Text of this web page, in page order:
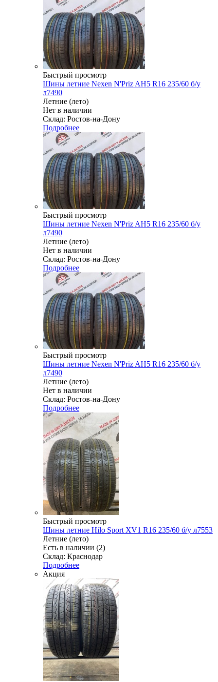
Быстрый просмотр
Шины летние Nexen N'Priz AH5 R16 235/60 б/у
л7490
Летние (лето)
Нет в наличии
Склад: Ростов-на-Дону
Подробнее
Быстрый просмотр
Шины летние Nexen N'Priz AH5 R16 235/60 б/у
л7490
Летние (лето)
Нет в наличии
Склад: Ростов-на-Дону
Подробнее
Быстрый просмотр
Шины летние Nexen N'Priz AH5 R16 235/60 б/у
л7490
Летние (лето)
Нет в наличии
Склад: Ростов-на-Дону
Подробнее
Быстрый просмотр
Шины летние Hilo Sport XV1 R16 235/60 б/у л7553
Летние (лето)
Есть в наличии (2)
Склад: Краснодар
Подробнее
Акция